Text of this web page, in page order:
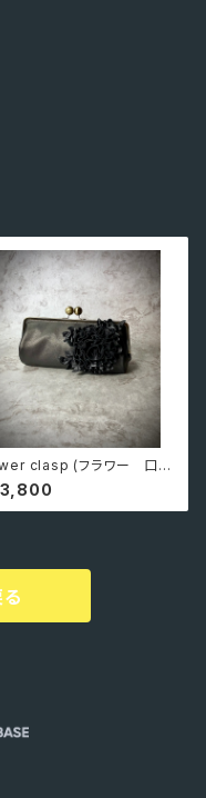
clasp (フラワー 口